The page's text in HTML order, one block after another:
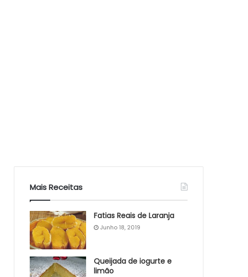
Mais Receitas
Fatias Reais de Laranja
Junho 18, 2019
Queijada de iogurte e
limão